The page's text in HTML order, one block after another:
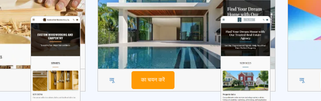
व्यू का चयन करें व्यू